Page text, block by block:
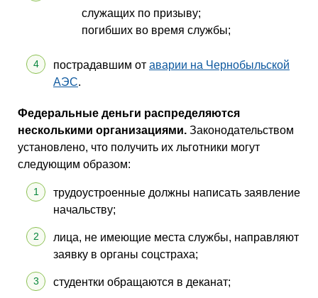
служащих по призыву;
погибших во время службы;
пострадавшим от аварии на Чернобыльской
АЭС.
Федеральные деньги распределяются
несколькими организациями. Законодательством
установлено, что получить их льготники могут
следующим образом:
трудоустроенные должны написать заявление
начальству;
лица, не имеющие места службы, направляют
заявку в органы соцстраха;
студентки обращаются в деканат;